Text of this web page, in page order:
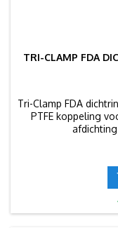
TRI-CLAMP FDA
Tri-Clamp FDA
PTFE koppeling